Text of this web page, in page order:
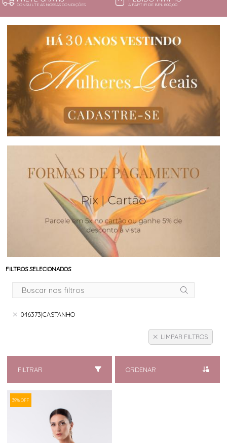
CONSULTE AS NOSSAS CONDIÇÕES A PARTIR DE BRL 800,00
FILTROS SELECIONADOS
046373|CASTANHO
LIMPAR FILTROS
FILTRAR ORDENAR
39% OFF